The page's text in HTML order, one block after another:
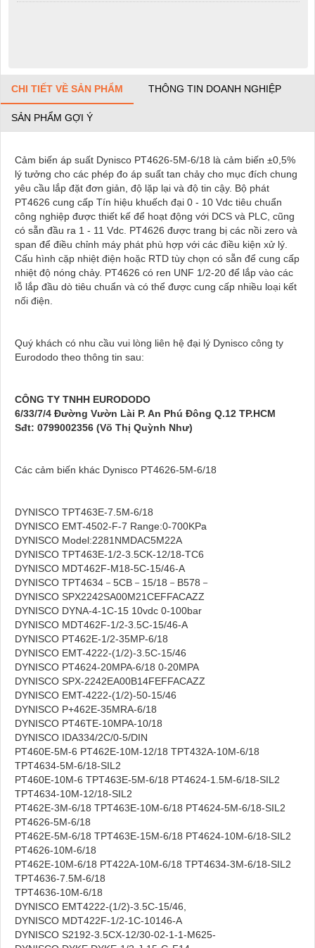
CHI TIẾT VỀ SẢN PHẨM THÔNG TIN DOANH NGHIỆP
SẢN PHẨM GỢI Ý
Cảm biến áp suất Dynisco PT4626-5M-6/18 là cảm biến ±0,5%
lý tưởng cho các phép đo áp suất tan chảy cho mục đích chung
yêu cầu lắp đặt đơn giản, độ lặp lại và độ tin cậy. Bộ phát
PT4626 cung cấp Tín hiệu khuếch đại 0 - 10 Vdc tiêu chuẩn
công nghiệp được thiết kế để hoạt động với DCS và PLC, cũng
có sẵn đầu ra 1 - 11 Vdc. PT4626 được trang bị các nồi zero và
span để điều chỉnh máy phát phù hợp với các điều kiện xử lý.
Cấu hình cặp nhiệt điện hoặc RTD tùy chọn có sẵn để cung cấp
nhiệt độ nóng chảy. PT4626 có ren UNF 1/2-20 để lắp vào các
lỗ lắp đầu dò tiêu chuẩn và có thể được cung cấp nhiều loại kết
nối điện.
Quý khách có nhu cầu vui lòng liên hệ đại lý Dynisco công ty
Eurododo theo thông tin sau:
CÔNG TY TNHH EURODODO
6/33/7/4 Đường Vườn Lài P. An Phú Đông Q.12 TP.HCM
Sđt: 0799002356 (Võ Thị Quỳnh Như)
Các cảm biến khác Dynisco PT4626-5M-6/18
DYNISCO TPT463E-7.5M-6/18
DYNISCO EMT-4502-F-7 Range:0-700KPa
DYNISCO Model:2281NMDAC5M22A
DYNISCO TPT463E-1/2-3.5CK-12/18-TC6
DYNISCO MDT462F-M18-5C-15/46-A
DYNISCO TPT4634－5CB－15/18－B578－
DYNISCO SPX2242SA00M21CEFFACAZZ
DYNISCO DYNA-4-1C-15 10vdc 0-100bar
DYNISCO MDT462F-1/2-3.5C-15/46-A
DYNISCO PT462E-1/2-35MP-6/18
DYNISCO EMT-4222-(1/2)-3.5C-15/46
DYNISCO PT4624-20MPA-6/18 0-20MPA
DYNISCO SPX-2242EA00B14FEFFACAZZ
DYNISCO EMT-4222-(1/2)-50-15/46
DYNISCO P+462E-35MRA-6/18
DYNISCO PT46TE-10MPA-10/18
DYNISCO IDA334/2C/0-5/DIN
PT460E-5M-6 PT462E-10M-12/18 TPT432A-10M-6/18
TPT4634-5M-6/18-SIL2
PT460E-10M-6 TPT463E-5M-6/18 PT4624-1.5M-6/18-SIL2
TPT4634-10M-12/18-SIL2
PT462E-3M-6/18 TPT463E-10M-6/18 PT4624-5M-6/18-SIL2
PT4626-5M-6/18
PT462E-5M-6/18 TPT463E-15M-6/18 PT4624-10M-6/18-SIL2
PT4626-10M-6/18
PT462E-10M-6/18 PT422A-10M-6/18 TPT4634-3M-6/18-SIL2
TPT4636-7.5M-6/18
TPT4636-10M-6/18
DYNISCO EMT4222-(1/2)-3.5C-15/46,
DYNISCO MDT422F-1/2-1C-10146-A
DYNISCO S2192-3.5CX-12/30-02-1-1-M625-